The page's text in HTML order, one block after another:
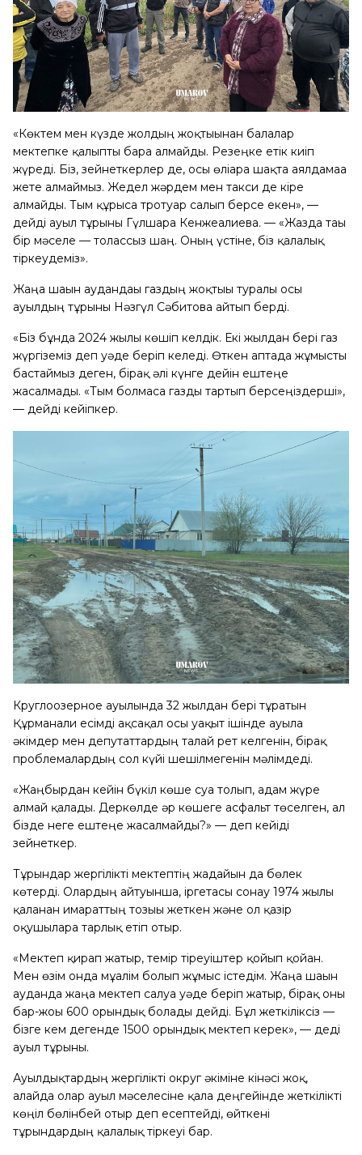
«Көктем мен күзде жолдың жоқтығынан балалар
мектепке қалыпты бара алмайды. Резеңке етік киіп
жүреді. Біз, зейнеткерлер де, осы өліара шақта аялдамаға
жете алмаймыз. Жедел жәрдем мен такси де кіре
алмайды. Тым құрыса тротуар салып берсе екен», —
дейді ауыл тұрғыны Гүлшара Кенжеғалиева. — «Жазда тағы
бір мәселе — толассыз шаң. Оның үстіне, біз қалалық
тіркеудеміз».
Жаңа шағын аудандағы газдың жоқтығы туралы осы
ауылдың тұрғыны Нәзгүл Сәбитова айтып берді.
«Біз бұнда 2024 жылы көшіп келдік. Екі жылдан бері газ
жүргіземіз деп уәде беріп келеді. Өткен аптада жұмысты
бастаймыз деген, бірақ әлі күнге дейін ештеңе
жасалмады. «Тым болмаса газды тартып берсеңіздерші»,
— дейді кейіпкер.
Круглоозерное ауылында 32 жылдан бері тұратын
Құрманғали есімді ақсақал осы уақыт ішінде ауылға
әкімдер мен депутаттардың талай рет келгенін, бірақ
проблемалардың сол күйі шешілмегенін мәлімдеді.
«Жаңбырдан кейін бүкіл көше суға толып, адам жүре
алмай қалады. Деркөлде әр көшеге асфальт төселген, ал
бізде неге ештеңе жасалмайды?» — деп кейіді
зейнеткер.
Тұрғындар жергілікті мектептің жағдайын да бөлек
көтерді. Олардың айтуынша, іргетасы сонау 1974 жылы
қаланған ғимараттың тозығы жеткен және ол қазір
оқушыларға тарлық етіп отыр.
«Мектеп қирап жатыр, темір тіреуіштер қойып қойған.
Мен өзім онда мұғалім болып жұмыс істедім. Жаңа шағын
ауданда жаңа мектеп салуға уәде беріп жатыр, бірақ оны
бар-жоғы 600 орындық болады дейді. Бұл жеткіліксіз —
бізге кем дегенде 1500 орындық мектеп керек», — деді
ауыл тұрғыны.
Ауылдықтардың жергілікті округ әкіміне кінәсі жоқ,
алайда олар ауыл мәселесіне қала деңгейінде жеткілікті
көңіл бөлінбей отыр деп есептейді, өйткені
тұрғындардың қалалық тіркеуі бар.